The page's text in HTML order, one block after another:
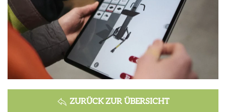
ZURÜCK ZUR ÜBERSICHT